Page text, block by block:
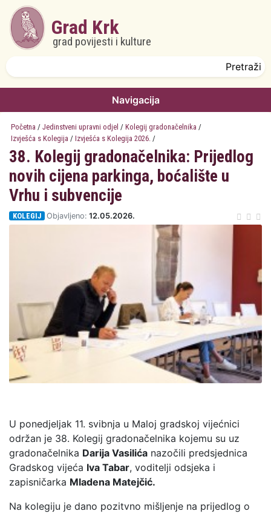
Skoči na glavni sadržaj
Grad Krk
grad povijesti i kulture
Navigacija
Početna / Jedinstveni upravni odjel / Kolegij gradonačelnika /
Izvješća s Kolegija / Izvješća s Kolegija 2026. /
38. Kolegij gradonačelnika: Prijedlog
novih cijena parkinga, boćalište u
Vrhu i subvencije
KOLEGIJ Objavljeno: 12.05.2026.
U ponedjeljak 11. svibnja u Maloj gradskoj vijećnici
održan je 38. Kolegij gradonačelnika kojemu su uz
gradonačelnika Darija Vasilića nazočili predsjednica
Gradskog vijeća Iva Tabar, voditelji odsjeka i
zapisničarka Mladena Matejčić.
Na kolegiju je dano pozitvno mišljenje na prijedlog o